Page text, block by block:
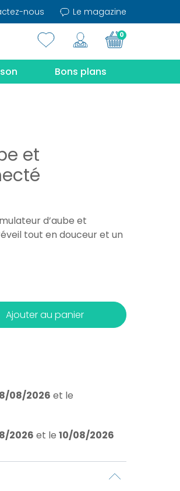
nous Le magazine
0
Bons plans
et
d’aube et
tout en douceur et un
Ajouter au panier
08/2026 et le
2026 et le 10/08/2026